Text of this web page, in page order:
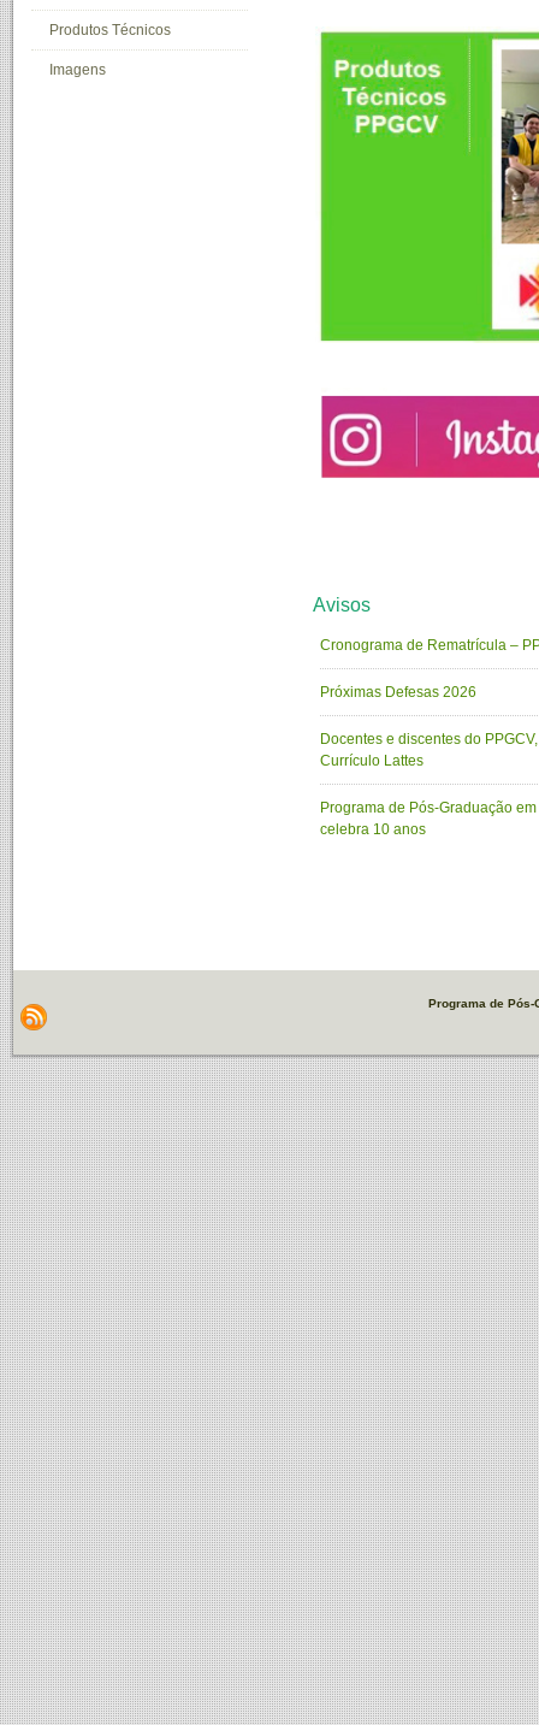
Produtos Técnicos
Imagens
Avisos
Cronograma de Rematrícula –
Próximas Defesas 2026
Docentes e discentes do
Currículo Lattes
Programa de Pós-Graduação
celebra 10 anos
Programa de